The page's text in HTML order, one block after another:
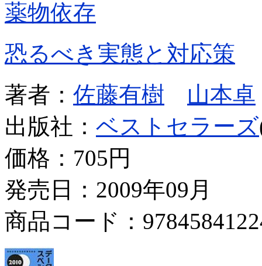
薬物依存
恐るべき実態と対応策
著者： 佐藤有樹
山本卓
出版社： ベストセラーズ
価格： 705円
発売日：2009年09月
商品コード：